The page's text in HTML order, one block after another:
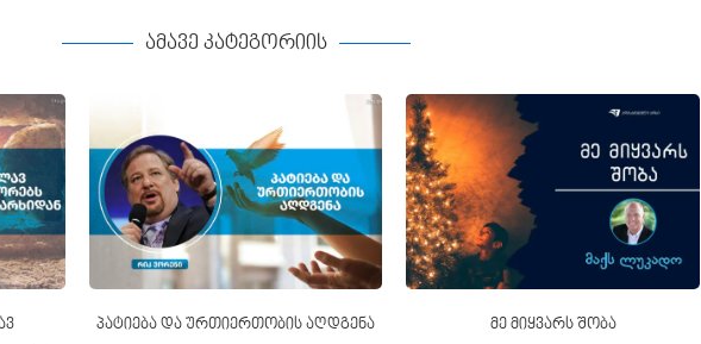
ამავე კატეგორიის
პატიება და ურთიერთობის აღდგენა მე მიყვარს შობა